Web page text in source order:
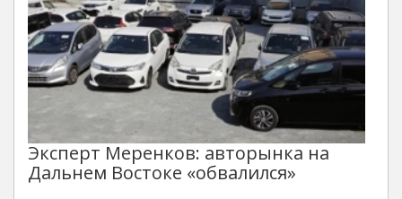
Эксперт Меренков: авторынка на
Дальнем Востоке «обвалился»